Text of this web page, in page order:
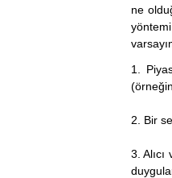
ne
1.
2. Bir
3.